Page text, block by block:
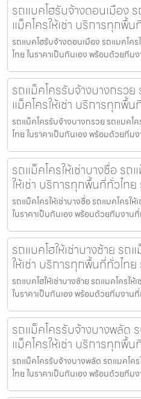
รถแบคโฮรับจ้างดอนเมือง
แม็คโครให้เช่า บริการทุกพื้
รถแบคโฮรับจ้างดอนเมือง รถแมคโคร
ไทย ในราคาเป็นกันเอง พร้อมด้วยที
รถแม็คโครรับจ้างบางกรวย
แม็คโครให้เช่า บริการทุกพื้
รถแม็คโครรับจ้างบางกรวย รถแมคโ
ไทย ในราคาเป็นกันเอง พร้อมด้วยที
รถแม็คโครให้เช่าบางซื่อ ร
ให้เช่า บริการทุกพื้นที่ทั่วไทย
รถแม็คโครให้เช่าบางซื่อ รถแมคโครใ
ในราคาเป็นกันเอง พร้อมด้วยทีมงาน
รถแบคโฮให้เช่าบางซ้าย รถ
ให้เช่า บริการทุกพื้นที่ทั่วไทย
รถแบคโฮให้เช่าบางซ้าย รถแมคโครใ
ในราคาเป็นกันเอง พร้อมด้วยทีมงาน
รถแม็คโครรับจ้างบางพลัด
แม็คโครให้เช่า บริการทุกพื้
รถแม็คโครรับจ้างบางพลัด รถแมคโค
ไทย ในราคาเป็นกันเอง พร้อมด้วยที